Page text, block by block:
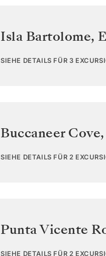
Isla Bartolome,
SIEHE DETAILS FÜR 3
Buccaneer
SIEHE DETAILS FÜR 2
Punta Vicente
SIEHE DETAILS FÜR 2